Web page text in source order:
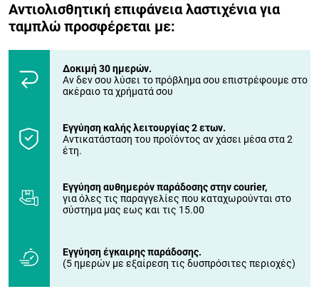
Αντιολισθητική επιφάνεια λαστιχένια για
ταμπλώ προσφέρεται με:
Δοκιμή 30 ημερών.
Αν δεν σου λύσει το πρόβλημα σου επιστρέφουμε στο
ακέραιο τα χρήματά σου
Εγγύηση καλής λειτουργίας 2 ετων.
Αντικατάσταση του προϊόντος αν χάσει μέσα στα 2
έτη.
Εγγύηση αυθημερόν παράδοσης στην courier,
για όλες τις παραγγελίες που καταχωρούνται στο
σύστημα μας εως και τις 15.00
Εγγύηση έγκαιρης παράδοσης.
(5 ημερών με εξαίρεση τις δυσπρόσιτες περιοχές)